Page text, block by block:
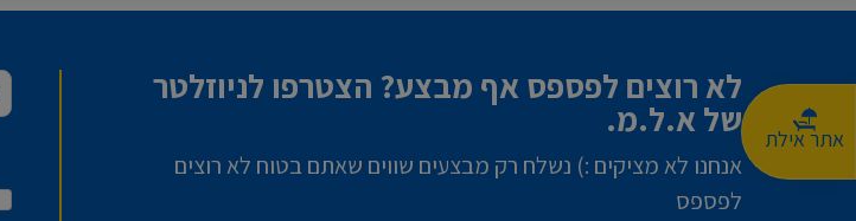
אתר אילת
לא רוצים לפספס אף מבצע? הצטרפו לניוזלטר
של א.ל.מ.
אנחנו לא מציקים :) נשלח רק מבצעים שווים שאתם בטוח לא רוצים
לפספס